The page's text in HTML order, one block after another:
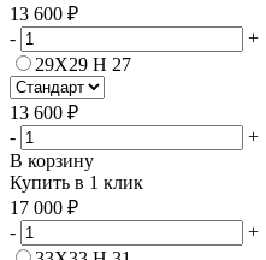
13 600 ₽
-
+
29Х29 H 27
13 600 ₽
-
+
В корзину
Купить в 1 клик
17 000 ₽
-
+